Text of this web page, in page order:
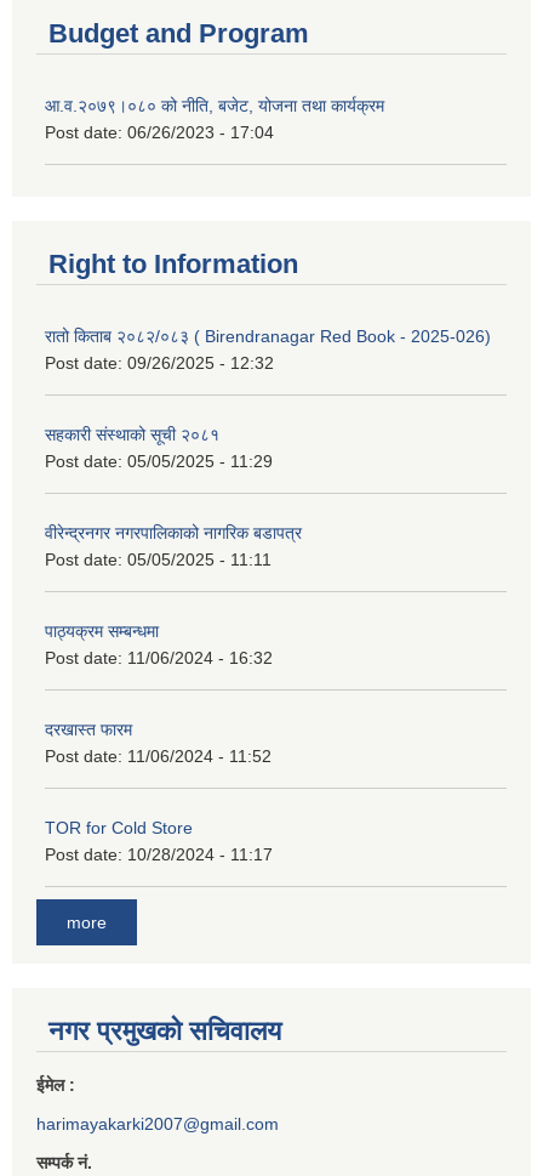
Budget and Program
आ.व.२०७९।०८० को नीति, बजेट, योजना तथा कार्यक्रम
Post date: 06/26/2023 - 17:04
Right to Information
रातो किताब २०८२/०८३ ( Birendranagar Red Book - 2025-026)
Post date: 09/26/2025 - 12:32
सहकारी संस्थाको सूची २०८१
Post date: 05/05/2025 - 11:29
वीरेन्द्रनगर नगरपालिकाको नागरिक बडापत्र
Post date: 05/05/2025 - 11:11
पाठ्यक्रम सम्बन्धमा
Post date: 11/06/2024 - 16:32
दरखास्त फारम
Post date: 11/06/2024 - 11:52
TOR for Cold Store
Post date: 10/28/2024 - 11:17
more
नगर प्रमुखको सचिवालय
ईमेल :
harimayakarki2007@gmail.com
सम्पर्क नं.